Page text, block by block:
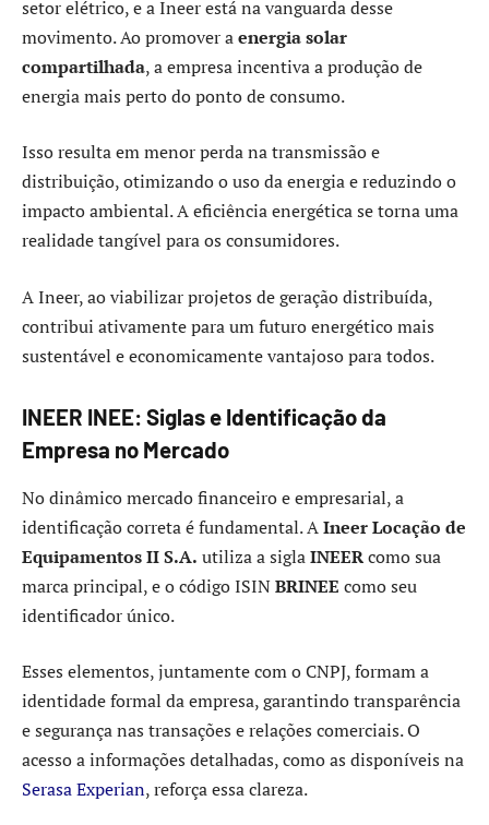
setor elétrico, e a Ineer está na vanguarda desse
movimento. Ao promover aenergia solar
compartilhada, a empresa incentiva a produção de
energia mais perto do ponto de consumo.
Isso resulta em menor perda na transmissão e
distribuição, otimizando o uso da energia e reduzindo o
impacto ambiental. A eficiência energética se torna uma
realidade tangível para os consumidores.
A Ineer, ao viabilizar projetos de geração distribuída,
contribui ativamente para um futuro energético mais
sustentável e economicamente vantajoso para todos.
INEER INEE: Siglas e Identificação da
Empresa no Mercado
No dinâmico mercado financeiro e empresarial, a
identificação correta é fundamental. AIneer Locação de
Equipamentos II S.A. utiliza a siglaINEERcomo sua
marca principal, e o código ISINBRINEE como seu
identificador único.
Esses elementos, juntamente com o CNPJ, formam a
identidade formal da empresa, garantindo transparência
e segurança nas transações e relações comerciais. O
acesso a informações detalhadas, como as disponíveis na
Serasa Experian, reforça essa clareza.